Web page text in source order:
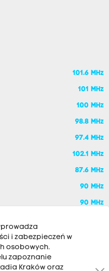
101.6 MHz
101 MHz
100 MHz
98.8 MHz
97.4 MHz
102.1 MHz
87.6 MHz
90 MHz
90 MHz
i zabezpieczeń w
osobowych.
zapoznanie
Kraków oraz